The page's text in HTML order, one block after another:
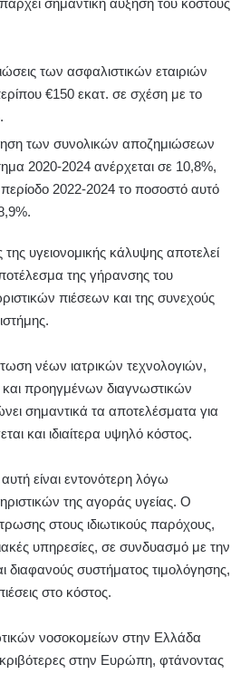
σημαντική αύξηση του κόστους
των ασφαλιστικών εταιριών
€150 εκατ. σε σχέση με το
των συνολικών αποζημιώσεων
2020-2024 ανέρχεται σε 10,8%,
περίοδο 2022-2024 το ποσοστό αυτό
υγειονομικής κάλυψης αποτελεί
της γήρανσης του
πιέσεων και της συνεχούς
νέων ιατρικών τεχνολογιών,
προηγμένων διαγνωστικών
σημαντικά τα αποτελέσματα για
και ιδιαίτερα υψηλό κόστος.
είναι εντονότερη λόγω
της αγοράς υγείας. Ο
στους ιδιωτικούς παρόχους,
υπηρεσίες, σε συνδυασμό με την
διαφανούς συστήματος τιμολόγησης,
στο κόστος.
νοσοκομείων στην Ελλάδα
στην Ευρώπη, φτάνοντας